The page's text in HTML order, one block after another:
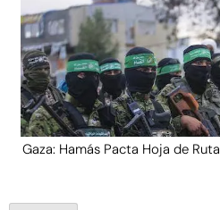
Gaza: Hamás Pacta Hoja de